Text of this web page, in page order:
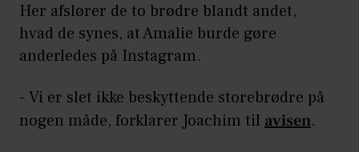
Her afslører de to brødre blandt andet,
hvad de synes, at Amalie burde gøre
anderledes på Instagram.
- Vi er slet ikke beskyttende storebrødre på
nogen måde, forklarer Joachim til avisen.